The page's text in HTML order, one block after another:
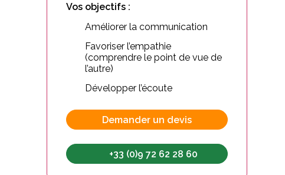
Vos objectifs :
Améliorer la communication
Favoriser l’empathie
(comprendre le point de vue de
l’autre)
Développer l’écoute
Demander un devis
+33 (0)9 72 62 28 60